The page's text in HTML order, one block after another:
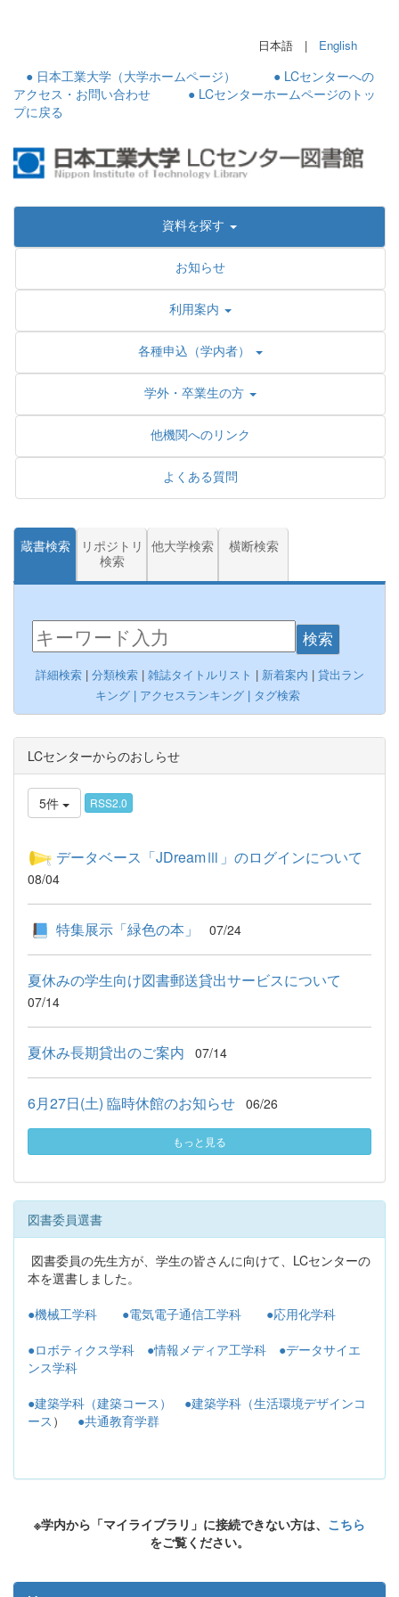
日本語 | English
● 日本工業大学（大学ホームページ）
● LCセンターへの
アクセス・お問い合わせ
● LCセンターホームページのトッ
プに戻る
資料を探す
お知らせ
利用案内
各種申込（学内者）
学外・卒業生の方
他機関へのリンク
よくある質問
蔵書検索
リポジトリ
検索
他大学検索 横断検索
検索
詳細検索| 分類検索| 雑誌タイトルリスト 新着案内
貸出ラン
キング | アクセスランキング タグ検索
LCセンターからのおしらせ
5件 RSS2.0
データベース「JDreamⅢ」のログインについて
08/04
特集展示「緑色の本」 07/24
夏休みの学生向け図書郵送貸出サービスについて
07/14
夏休み長期貸出のご案内 07/14
6月27日(土) 臨時休館のお知らせ 06/26
もっと見る
図書委員選書
図書委員の先生方が、学生の皆さんに向けて、LCセンターの
本を選書しました。
●機械工学科
●電気電子通信工学科
●応用化学科
●ロボティクス学科
●情報メディア工学科
●データサイエ
ンス学科
●建築学科（建築コース）
●建築学科（生活環境デザインコ
ース ） ●共通教育学群
※学内から「マイライブラリ」に接続できない方は、 こちら
をご覧ください。